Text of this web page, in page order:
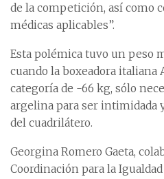
de la competición, así como
médicas aplicables”.
Esta polémica tuvo un peso
cuando la boxeadora italiana
categoría de -66 kg, sólo
argelina para ser intimidada
del cuadrilátero.
Georgina Romero Gaeta,
Coordinación para la